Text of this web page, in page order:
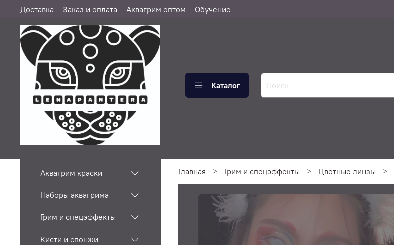
Доставка Заказ и оплата Аквагрим оптом Обучение
Каталог
Главная Грим и спецэффекты Цветные линзы
Аквагрим краски
Наборы аквагрима
Грим и спецэффекты
Кисти и спонжи